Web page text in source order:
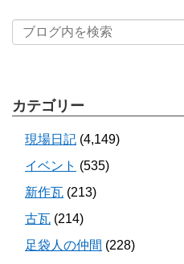
カテゴリー
現場日記 (4,149)
イベント (535)
新作瓦 (213)
古瓦 (214)
足袋人の仲間 (228)